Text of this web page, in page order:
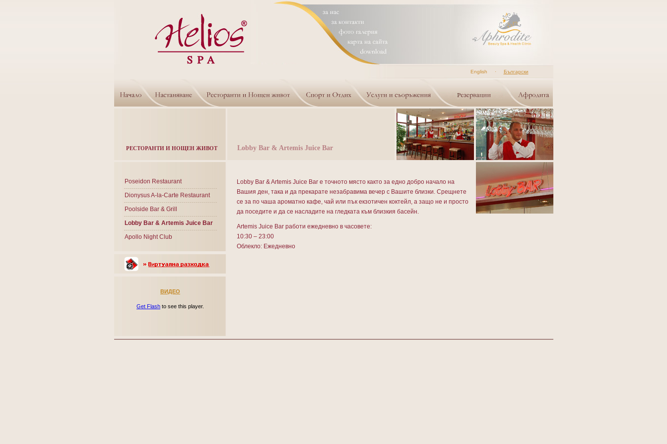
English · Български
РЕСТОРАНТИ И НОЩЕН ЖИВОТ Lobby Bar & Artemis Juice Bar
Poseidon Restaurant
Dionysus A-la-Carte Restaurant
Poolside Bar & Grill
Lobby Bar & Artemis Juice Bar
Apollo Night Club
ВИДЕО
Get Flash to see this player.
Lobby Bar & Artemis Juice Bar е точното място както за едно добро начало на
Вашия ден, така и да прeкарате незабравима вечер с Вашите близки. Срещнете
се за по чаша ароматно кафе, чай или пък екзотичен коктейл, а защо не и просто
да поседите и да се насладите на гледката към близкия басейн.
Artemis Juice Bar работи ежедневно в часовете:
10:30 – 23:00
Облекло: Ежедневно